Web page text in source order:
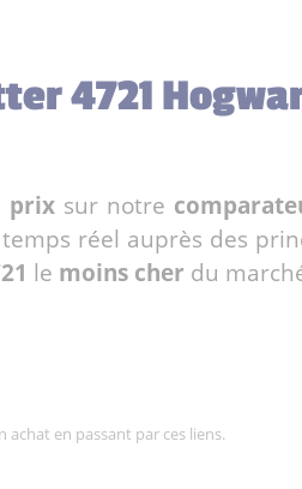
4721
prixsur notre
réel auprès des
le moins cher du
en passant par ces liens.